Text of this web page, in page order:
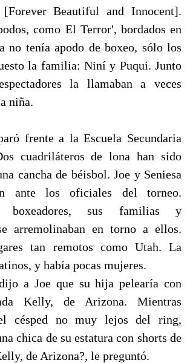
[Forever Beautiful and Innocent].
como El Terror', bordados en
no tenía apodo de boxeo, sólo los
la familia: Niní y Puqui. Junto
la llamaban a veces
niña.
frente a la Escuela Secundaria
cuadriláteros de lona han sido
cancha de béisbol. Joe y Seniesa
ante los oficiales del torneo.
boxeadores, sus familias y
arremolinaban en torno a ellos.
tan remotos como Utah. La
y había pocas mujeres.
a Joe que su hija pelearía con
Kelly, de Arizona. Mientras
césped no muy lejos del ring,
chica de su estatura con shorts de
de Arizona?, le preguntó.